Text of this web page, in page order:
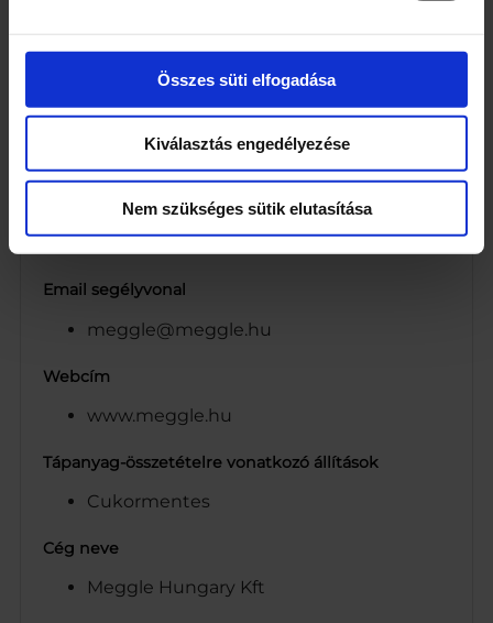
Összes süti elfogadása
Kiválasztás engedélyezése
Nem szükséges sütik elutasítása
Nedvesítőszer: E 420
Tejfehérje
Emulgeálószerek: E 472b, E472e, E 322
Stabilizátorok: E 460, E 461, E 466
Színezék: E 160a
Zsírtartalom 25% (m/m)
Email segélyvonal
meggle@meggle.hu
Webcím
www.meggle.hu
Tápanyag-összetételre vonatkozó állítások
Cukormentes
Cég neve
Meggle Hungary Kft